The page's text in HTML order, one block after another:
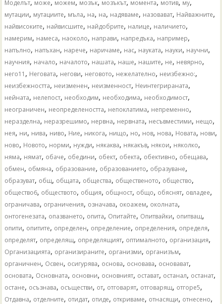
Моделът, може, можем, мозък, мозъкът, момента, мотив, му,
мутации, мутациите, мъла, на, ​​на, надяваме, назовават, Найважните,
найвисоките, найвисшите, найдобрите, налице, наличието,
намерим, намеса, наоколо, направи, напредъка, например,
напълно, напъхан, нарече, наричаме, нас, науката, науки, научни,
научния, начало, началото, нашата, наше, нашите, не, невярно,
него11 , Неговата, негови, неговото, нежелателно, неизбежно:,
неизбежността, неизменен, неизменност, Неинтегрираната,
нейната, нелепост, необходим, необходима, необходимост,
неограничен, неопределеността, непоклатима, непременно,
неразделна, неразрешимо, нервна, нервната, несъвместими, нещо,
нея, ни, нива, ниво, Ние, никога, нищо, но, нов, нова, Новата, нови,
ново, Новото, норми, нужди, някаква, някакъв, някои, няколко,
няма, нямат, обаче, обедини, обект, обекта, обективно, обещава,
обмен, обмяна, образование, образованието, образуване,
образуват, общ, общата, общества, общественото, общество,
общество6, обществото, общия, общност, общо, обяснят, овладее,
ограничава, ограничения, означава, окоажем, околната,
онтогенезата, опазването, опита, Опитайте, Опитвайки, опитващ,
опити, опитите, определен, определение, определения, определя,
определят, определящ, определящият, оптималното, организация,
Организацията, организираните, организми, организъм,
органичнен, Освен, осигурява, основа, основава, основават,
основата, Основната, основни, основният, остават, останал, останат,
остане, осъзнава, осъществи, от, отговарят, отговарящ, отгоре5,
Отдавна, отделните, отидат, отиде, откриваме, отнасящи, отнесено,